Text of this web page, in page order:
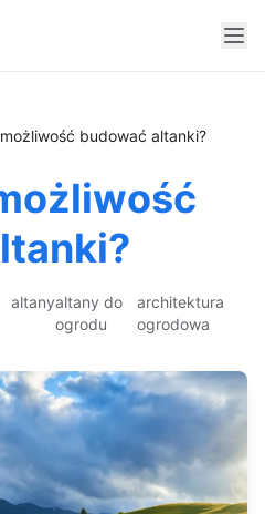
budować altanki?
altanyaltany do
ogrodu
architektura
ogrodowa